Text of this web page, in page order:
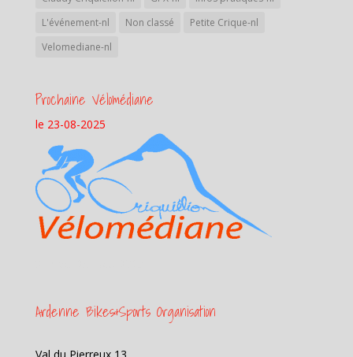
L'événement-nl
Non classé
Petite Crique-nl
Velomediane-nl
Prochaine Vélomédiane
le 23-08-2025
Ardenne Bikes&Sports Organisation